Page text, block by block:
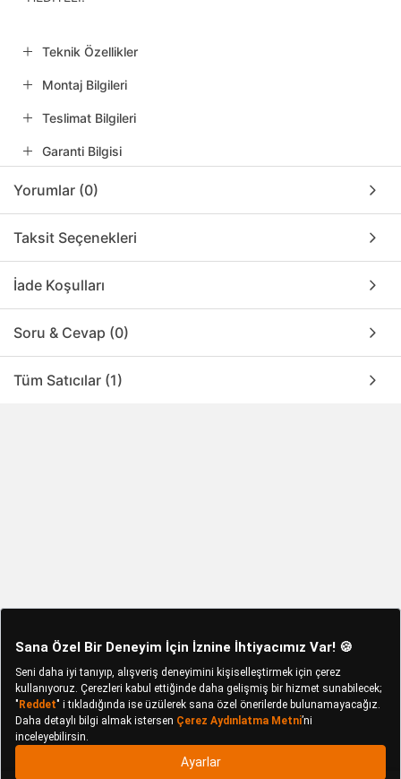
Teknik Özellikler
Montaj Bilgileri
Teslimat Bilgileri
Garanti Bilgisi
Yorumlar (0)
Taksit Seçenekleri
İade Koşulları
Soru & Cevap (0)
Tüm Satıcılar (1)